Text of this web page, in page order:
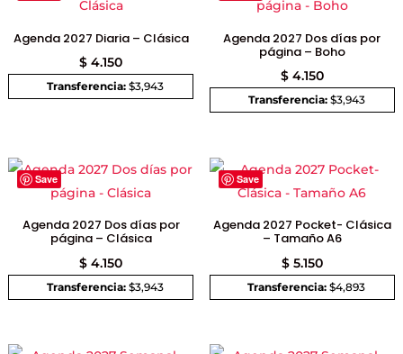
Agenda 2027 Diaria – Clásica
$ 4.150
Transferencia:$3,943
Agenda 2027 Dos días por
página – Boho
$4.150
Transferencia: $3,943
Save
Agenda 2027 Dos días por
página – Clásica
$ 4.150
Transferencia:$3,943
Save
Agenda 2027 Pocket- Clásica
– Tamaño A6
$5.150
Transferencia:$4,893